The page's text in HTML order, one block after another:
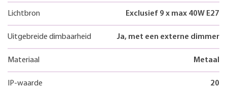
Lichtbron Exclusief 9 x max 40W E27
Uitgebreide dimbaarheid Ja, met een externe dimmer
Materiaal Metaal
IP-waarde 20